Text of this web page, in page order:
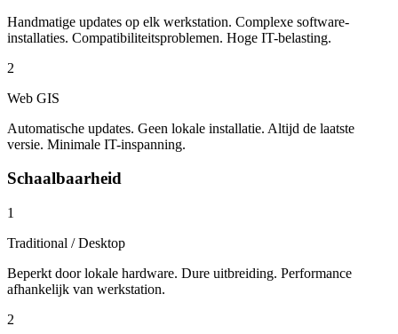
Handmatige updates op elk werkstation. Complexe software-
installaties. Compatibiliteitsproblemen. Hoge IT-belasting.
2
Web GIS
Automatische updates. Geen lokale installatie. Altijd de laatste
versie. Minimale IT-inspanning.
Schaalbaarheid
1
Traditional / Desktop
Beperkt door lokale hardware. Dure uitbreiding. Performance
afhankelijk van werkstation.
2